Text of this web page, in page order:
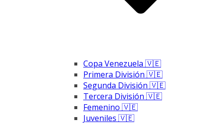
Copa Venezuela 🇻🇪
Primera División 🇻🇪
Segunda División 🇻🇪
Tercera División 🇻🇪
Femenino 🇻🇪
Juveniles 🇻🇪